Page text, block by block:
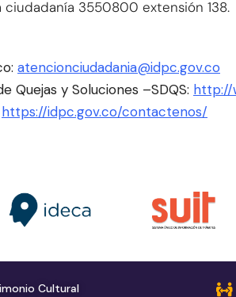
3550800 extensión 138.
atencionciudadania@idpc.gov.co
Quejas y Soluciones –SDQS: http://
https://idpc.gov.co/contactenos/
Cultural